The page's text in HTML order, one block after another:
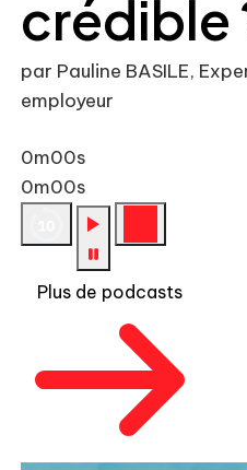
crédible
par Pauline BASILE,
employeur
0m00s
0m00s
Plus de podcasts